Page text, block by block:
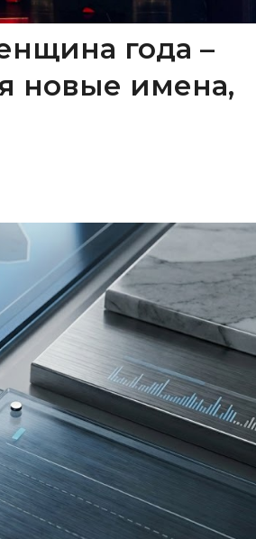
года –
новые имена,